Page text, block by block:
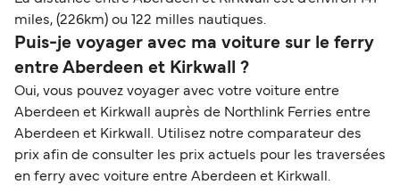
miles, (226km) ou 122 milles nautiques.
Puis-je voyager avec ma voiture sur le ferry
entre Aberdeen et Kirkwall ?
Oui, vous pouvez voyager avec votre voiture entre
Aberdeen et Kirkwall auprès de Northlink Ferries entre
Aberdeen et Kirkwall. Utilisez notre comparateur des
prix afin de consulter les prix actuels pour les traversées
en ferry avec voiture entre Aberdeen et Kirkwall.